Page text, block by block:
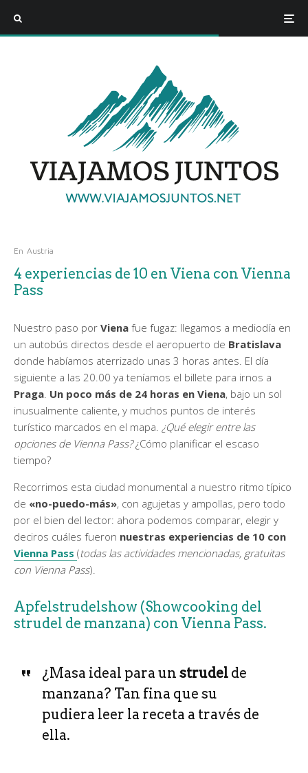
En Austria
4 experiencias de 10 en Viena con Vienna
Pass
Nuestro paso por Viena fue fugaz: llegamos a mediodía en
un autobús directos desde el aeropuerto de Bratislava
donde habíamos aterrizado unas 3 horas antes. El día
siguiente a las 20.00 ya teníamos el billete para irnos a
Praga. Un poco más de 24 horas en Viena, bajo un sol
inusualmente caliente, y muchos puntos de interés
turístico marcados en el mapa. ¿Qué elegir entre las
opciones de Vienna Pass?¿Cómo planificar el escaso
tiempo?
Recorrimos esta ciudad monumental a nuestro ritmo típico
de «no-puedo-más», con agujetas y ampollas, pero todo
por el bien del lector: ahora podemos comparar, elegir y
deciros cuáles fueron nuestras experiencias de 10 con
Vienna Pass (todas las actividades mencionadas, gratuitas
con Vienna Pass).
Apfelstrudelshow (Showcooking del
strudel de manzana) con Vienna Pass.
¿Masa ideal para un strudelde
manzana? Tan fina que su
pudiera leer la receta a través de
ella.